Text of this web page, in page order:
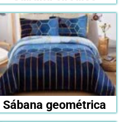
Sábana geométrica